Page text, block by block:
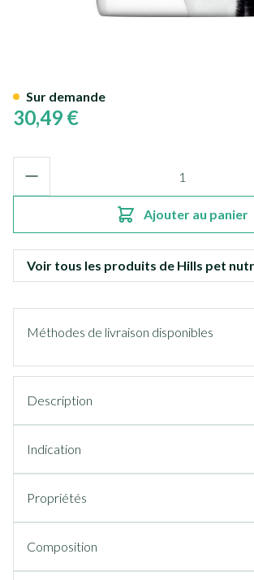
30,49 €
Ajouter au panier
Sur demande
Voir tous les produits de Hills pet
Méthodes de livraison disponibles
Description
Indication
Propriétés
Composition